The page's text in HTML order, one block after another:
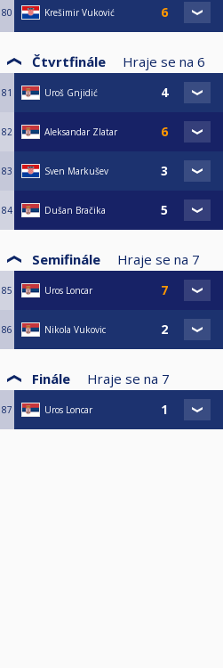
80 Krešimir Vuković
Čtvrtfinále Hraje se na 6
81 Uroš Gnjidić
82 Aleksandar Zlatar
83 Sven Markušev
84 Dušan Bračika
Semifinále Hraje se na 7
85 Uros Loncar
86 Nikola Vukovic
Finále Hraje se na 7
87 Uros Loncar